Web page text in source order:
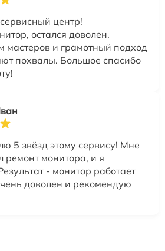
центр!
остался доволен.
мастеров и грамотный подход
похвалы. Большое спасибо
5 звёзд этому сервису! Мне
ремонт монитора, и я
- монитор работает
доволен и рекомендую